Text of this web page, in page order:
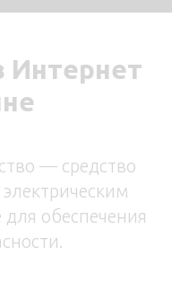
Интернет
— средство
обеспечения